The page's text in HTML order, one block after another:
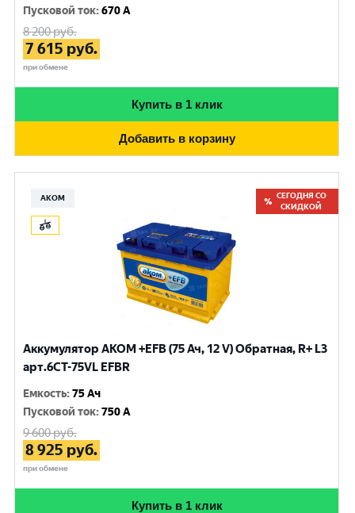
Пусковой ток:670 A
8 200руб.
7 615 руб.
при обмене
Купить в 1 клик
Добавить в корзину
АКОМ
СЕГОДНЯ СО
СКИДКОЙ
Аккумулятор AKOM +EFB (75 Ач, 12 V) Обратная, R+ L3
арт.6СТ-75VL EFBR
Емкость:75 Ач
Пусковой ток:750 A
9 600руб.
8 925 руб.
при обмене
Купить в 1 клик